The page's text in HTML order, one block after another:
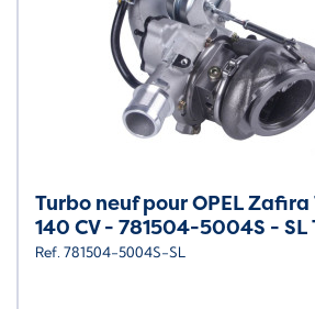
Turbo neuf pour OPEL Zafira
140 CV - 781504-5004S - SL
Ref. 781504-5004S-SL